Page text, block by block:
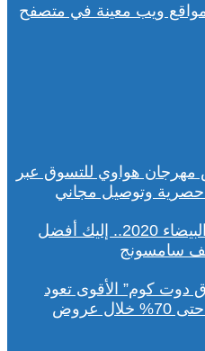
ويب معينة في متصفح
هواوي للتسوق عبر
حصرية وتوصيل مجاني
تخفيضات الجمعة البيضاء 2020.. إليك أفضل
سامسونج
كوم” الأقوى تعود
مجدداً.. تخفيضات حتى 70% خلال عروض